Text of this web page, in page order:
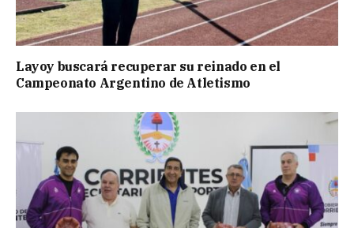
Layoy buscará recuperar su reinado en el
Campeonato Argentino de Atletismo